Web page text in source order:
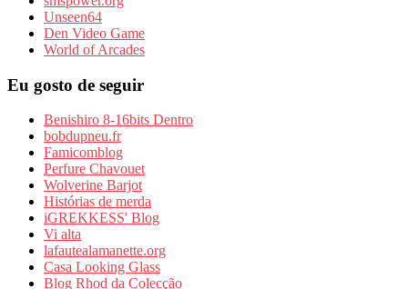
Unseen64
Den Video Game
World of Arcades
Eu gosto de seguir
Benishiro 8-16bits Dentro
bobdupneu.fr
Famicomblog
Perfure Chavouet
Wolverine Barjot
Histórias de merda
iGREKKESS' Blog
Vi alta
lafautealamanette.org
Casa Looking Glass
Blog Rhod da Colecção